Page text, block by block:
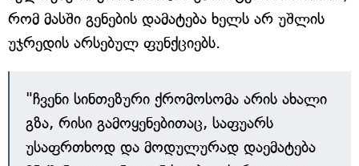
რომ მასში გენების დამატება ხელს არ უშლის
უჯრედის არსებულ ფუნქციებს.
"ჩვენი სინთეზური ქრომოსომა არის ახალი
გზა, რისი გამოყენებითაც, საფუარს
უსაფრთხოდ და მოდულურად დაემატება